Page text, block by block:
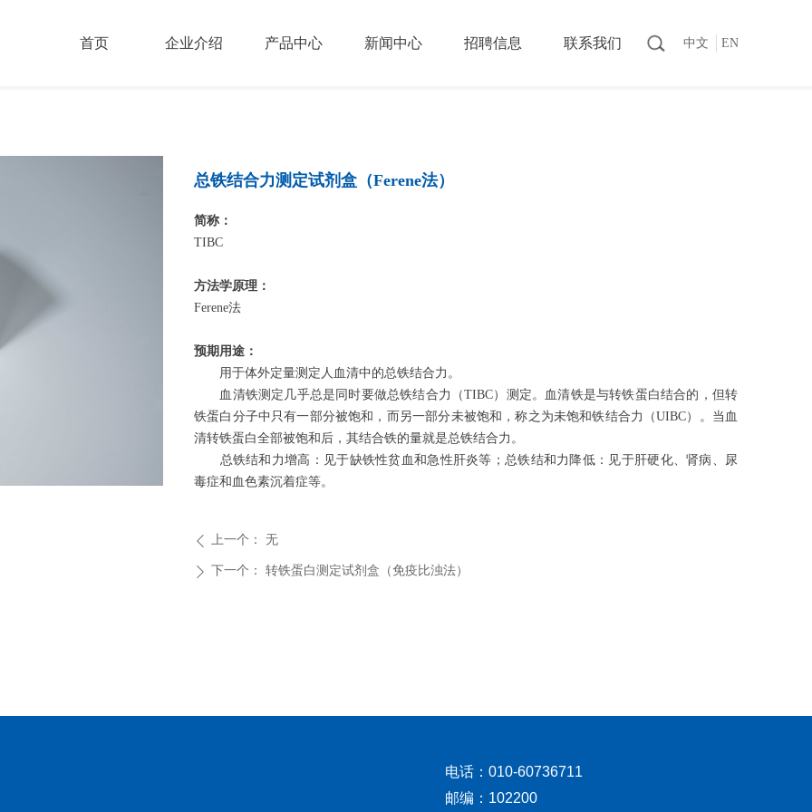
首页 企业介绍 产品中心 新闻中心 招聘信息 联系我们 中文 EN
总铁结合力测定试剂盒（Ferene法）
ꄴ 上一个： 无
ꄲ 下一个： 转铁蛋白测定试剂盒（免疫比浊法）
简称：
TIBC
方法学原理：
Ferene法
预期用途：
用于体外定量测定人血清中的总铁结合力。
血清铁测定几乎总是同时要做总铁结合力（TIBC）测定。血清铁是与转铁蛋白结合的，但转
铁蛋白分子中只有一部分被饱和，而另一部分未被饱和，称之为未饱和铁结合力（UIBC）。当血
清转铁蛋白全部被饱和后，其结合铁的量就是总铁结合力。
总铁结和力增高：见于缺铁性贫血和急性肝炎等；总铁结和力降低：见于肝硬化、肾病、尿
毒症和血色素沉着症等。
电话：010-60736711
邮编：102200